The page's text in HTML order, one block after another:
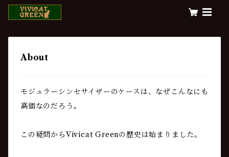
About
モジュラーシンセサイザーのケースは、なぜこんなにも
高価なのだろう。
この疑問からVivicat Greenの歴史は始まりました。